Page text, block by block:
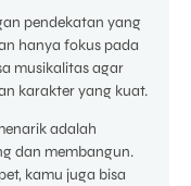
pendekatan yang
hanya fokus pada
musikalitas agar
karakter yang kuat.
adalah
dan membangun.
kamu juga bisa